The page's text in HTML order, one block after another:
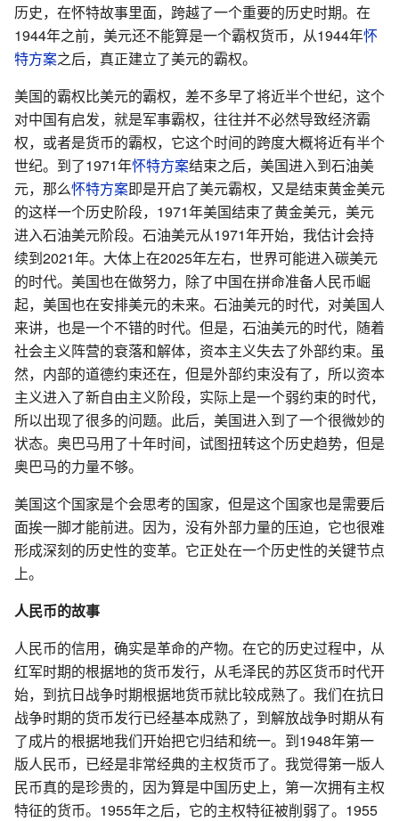
历史，在怀特故事里面，跨越了一个重要的历史时期。在
1944年之前，美元还不能算是一个霸权货币，从1944年怀
特方案之后，真正建立了美元的霸权。
美国的霸权比美元的霸权，差不多早了将近半个世纪，这个
对中国有启发，就是军事霸权，往往并不必然导致经济霸
权，或者是货币的霸权，它这个时间的跨度大概将近有半个
世纪。到了1971年怀特方案结束之后，美国进入到石油美
元，那么怀特方案即是开启了美元霸权，又是结束黄金美元
的这样一个历史阶段，1971年美国结束了黄金美元，美元
进入石油美元阶段。石油美元从1971年开始，我估计会持
续到2021年。大体上在2025年左右，世界可能进入碳美元
的时代。美国也在做努力，除了中国在拼命准备人民币崛
起，美国也在安排美元的未来。石油美元的时代，对美国人
来讲，也是一个不错的时代。但是，石油美元的时代，随着
社会主义阵营的衰落和解体，资本主义失去了外部约束。虽
然，内部的道德约束还在，但是外部约束没有了，所以资本
主义进入了新自由主义阶段，实际上是一个弱约束的时代，
所以出现了很多的问题。此后，美国进入到了一个很微妙的
状态。奥巴马用了十年时间，试图扭转这个历史趋势，但是
奥巴马的力量不够。
美国这个国家是个会思考的国家，但是这个国家也是需要后
面挨一脚才能前进。因为，没有外部力量的压迫，它也很难
形成深刻的历史性的变革。它正处在一个历史性的关键节点
上。
人民币的故事
人民币的信用，确实是革命的产物。在它的历史过程中，从
红军时期的根据地的货币发行，从毛泽民的苏区货币时代开
始，到抗日战争时期根据地货币就比较成熟了。我们在抗日
战争时期的货币发行已经基本成熟了，到解放战争时期从有
了成片的根据地我们开始把它归结和统一。到1948年第一
版人民币，已经是非常经典的主权货币了。我觉得第一版人
民币真的是珍贵的，因为算是中国历史上，第一次拥有主权
特征的货币。1955年之后，它的主权特征被削弱了。1955